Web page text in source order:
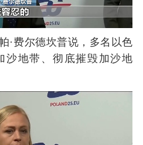
·费尔德坎普说，多名以色
沙地带、彻底摧毁加沙地